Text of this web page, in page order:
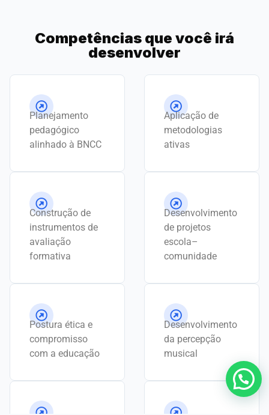
Competências que você irá
desenvolver
Planejamento
pedagógico
alinhado à BNCC
Aplicação de
metodologias
ativas
Construção de
instrumentos de
avaliação
formativa
Desenvolvimento
de projetos
escola–
comunidade
Postura ética e
compromisso
com a educação
Desenvolvimento
da percepção
musical